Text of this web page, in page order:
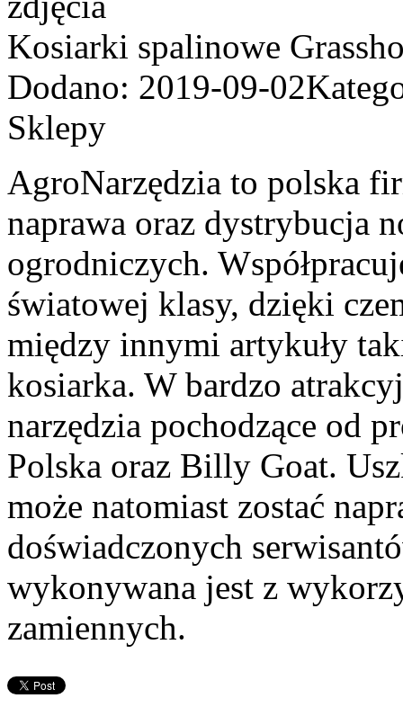
Kosiarki spalinowe
Dodano: 2019-09-02
Sklepy
AgroNarzędzia to polska
naprawa oraz dystrybucja
ogrodniczych.
światowej klasy, dzięki
między innymi artykuły
kosiarka. W bardzo
narzędzia pochodzące od
Polska oraz Billy Goat.
może natomiast zostać
doświadczonych
wykonywana jest z
zamiennych.